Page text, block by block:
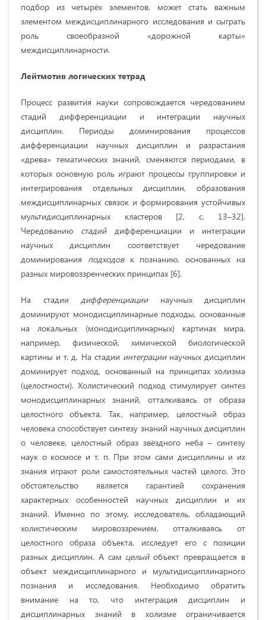
подбор из четырёх элементов, может стать важным
элементом междисциплинарного исследования и сыграть
роль своеобразной «дорожной карты»
междисциплинарности.
Лейтмотив логических тетрад
Процесс развития науки сопровождается чередованием
стадий дифференциации и интеграции научных
дисциплин. Периоды доминирования процессов
дифференциации научных дисциплин и разрастания
«древа» тематических знаний, сменяются периодами, в
которых основную роль играют процессы группировки и
интегрирования отдельных дисциплин, образования
междисциплинарных связок и формирования устойчивых
мультидисциплинарных кластеров [2, с. 13–32].
Чередованию стадийдифференциации и интеграции
научных дисциплин соответствует чередование
доминирования подходовк познанию, основанных на
разных мировоззренческих принципах [6].
На стадии дифференциациинаучных дисциплин
доминируют монодисциплинарные подходы, основанные
на локальных (монодисциплинарных) картинах мира,
например, физической, химической биологической
картины и т. д. На стадии интеграциинаучных дисциплин
доминирует подход, основанный на принципах холизма
(целостности). Холистический подход стимулирует синтез
монодисциплинарных знаний, отталкиваясь от образа
целостного объекта. Так, например, целостный образ
человека способствует синтезу знаний научных дисциплин
о человеке, целостный образ звёздного неба – синтезу
наук о космосе и т. п. При этом сами дисциплины и их
знания играют роли самостоятельных частей целого. Это
обстоятельство является гарантией сохранения
характерных особенностей научных дисциплин и их
знаний. Именно по этому, исследователь, обладающий
холистическим мировоззрением, отталкиваясь от
целостного образа объекта, исследует его с позиции
разных дисциплин. А сам целыйобъект превращается в
объект междисциплинарного и мультидисциплинарного
познания и исследования. Необходимо обратить
внимание на то, что интеграция дисциплин и
дисциплинарных знаний в холизме ограничивается